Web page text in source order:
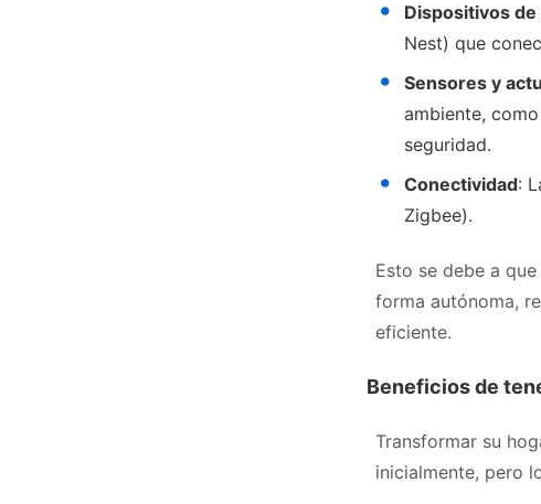
Dispositivos
Nest) que
Sensores y
ambiente,
seguridad.
Conectividad:
Zigbee).
Esto se debe a
forma autónoma,
eficiente.
Beneficios de
Transformar su
inicialmente, pero